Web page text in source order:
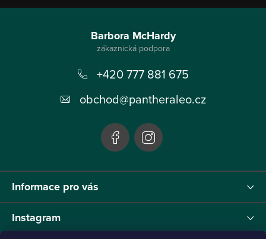
Informace pro vás
Instagram
Barbora McHardy
+420 777 881 675
obchod@pantheraleo.cz